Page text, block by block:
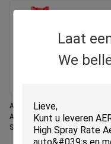
Laat
We
Aeropak 330ml Eco-vriendelijk
Aerosol Rose Scent Air
Spray voor thuis en auto
gebruik Langdurig